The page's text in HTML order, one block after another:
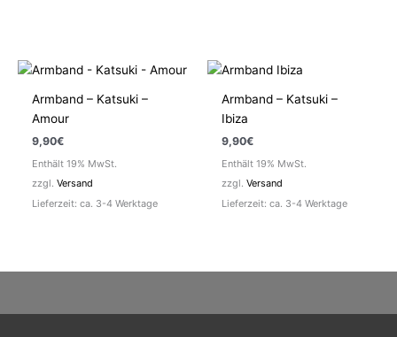
Armband – Katsuki –
Amour
9,90€
Enthält 19% MwSt.
zzgl.Versand
Lieferzeit: ca. 3-4 Werktage
Armband – Katsuki –
Ibiza
9,90€
Enthält 19% MwSt.
zzgl.Versand
Lieferzeit: ca. 3-4 Werktage